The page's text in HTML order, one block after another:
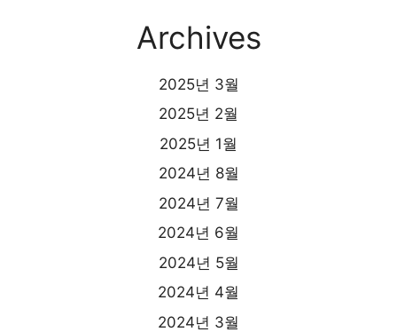
Archives
2025년 3월
2025년 2월
2025년 1월
2024년 8월
2024년 7월
2024년 6월
2024년 5월
2024년 4월
2024년 3월